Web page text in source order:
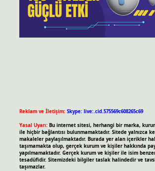
Reklam ve İletişim: Skype: live:.cid.575569c608265c69
Yasal Uyarı: Bu internet sitesi, herhangi bir marka,
ile hiçbir bağlantısı bulunmamaktadır. Sitede yalnızca
makaleler paylaşılmaktadır. Burada yer alan içerikler
taşımamakta olup, gerçek kurum ve kişiler hakkında
yapılmamaktadır. Gerçek kurum ve kişiler ile isim
tesadüfidir. Sitemizdeki bilgiler taslak halindedir ve
taşımazlar.